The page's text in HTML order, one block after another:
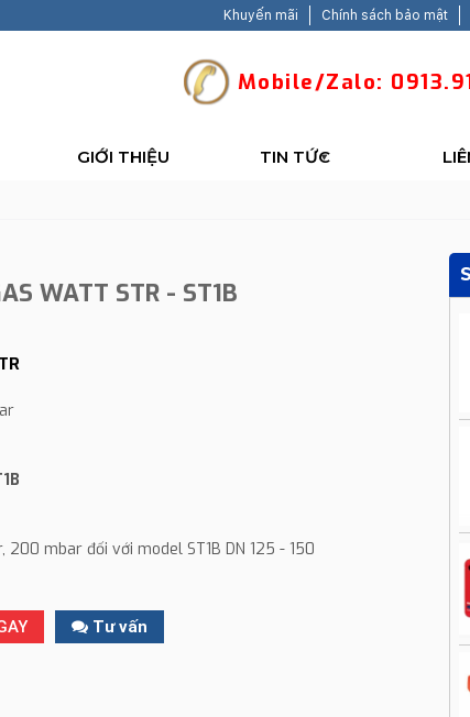
Khuyến mãi Chính sách bảo mật
Mobile/Zalo:
GIỚI THIỆU TIN TỨC
WATT STR - ST1B
mbar đối với model ST1B DN 125 - 150
Tư vấn